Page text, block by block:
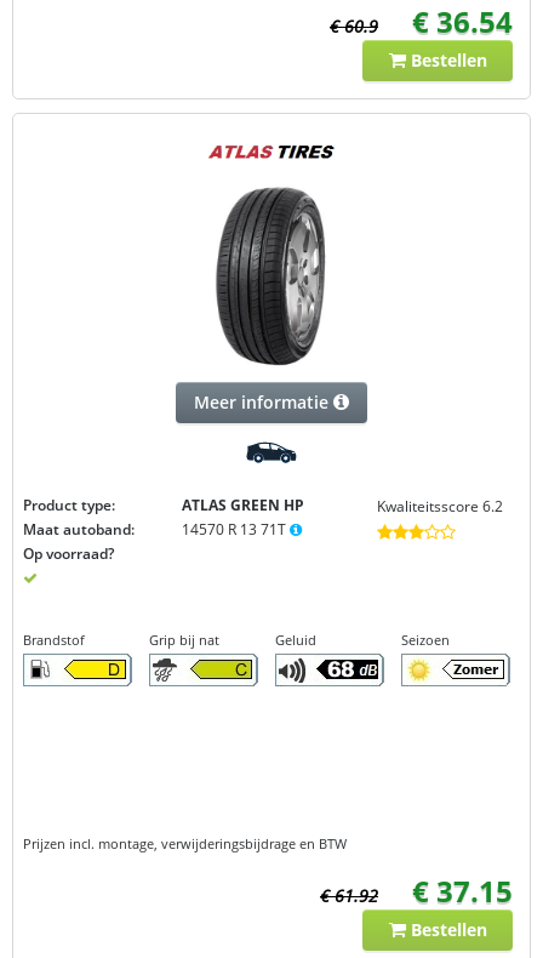
€ 60.9 € 36.54
Bestellen
Meer informatie
Product type: ATLAS GREEN HP
Maat autoband:
14570 R 13 71T
Op voorraad?
Kwaliteitsscore 6.2
Brandstof Grip bij nat Geluid Seizoen
Prijzen incl. montage, verwijderingsbijdrage en BTW
€ 61.92 € 37.15
Bestellen